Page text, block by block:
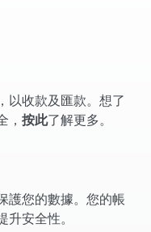
以收款及匯款。想了
， 按此了解更多。
護您的數據。您的帳
安全性。